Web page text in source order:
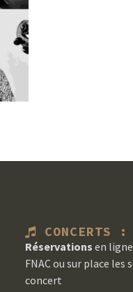
CONCERTS :
Réservations en
FNAC ou sur place les
concert